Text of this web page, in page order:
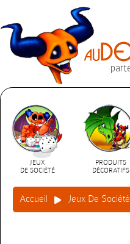
JEUX
DE SOCIÉTÉ
PRODUITS
DÉCORATIFS
Accueil Jeux De Société